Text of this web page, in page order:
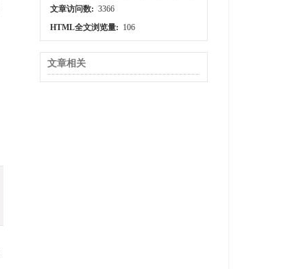
文章访问数: 3366
HTML全文浏览量: 106
文章相关